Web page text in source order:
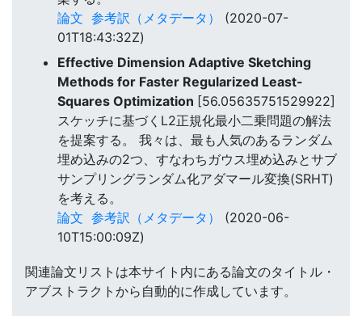
論文 参考訳（メタデータ）
(2020-07-
01T18:43:32Z)
Effective Dimension Adaptive Sketching
Methods for Faster Regularized Least-
Squares Optimization [56.05635751529922]
スケッチに基づくL2正規化最小二乗問題の解法
を提案する。 我々は、最も人気のあるランダム
埋め込みの2つ、すなわちガウス埋め込みとサブ
サンプリングランダム化アダマール変換(SRHT)
を考える。
論文 参考訳（メタデータ）
(2020-06-
10T15:00:09Z)
関連論文リストは本サイト内にある論文のタイトル・
アブストラクトから自動的に作成しています。